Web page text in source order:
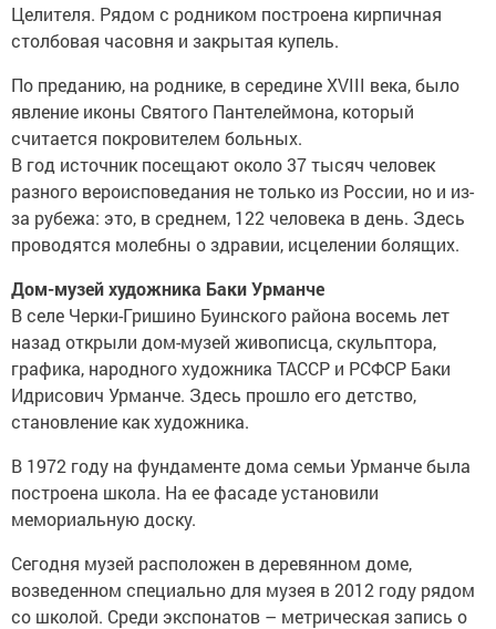
Целителя. Рядом с родником построена кирпичная
столбовая часовня и закрытая купель.
По преданию, на роднике, в середине XVIII века, было
явление иконы Святого Пантелеймона, который
считается покровителем больных.
В год источник посещают около 37 тысяч человек
разного вероисповедания не только из России, но и из-
за рубежа: это, в среднем, 122 человека в день. Здесь
проводятся молебны о здравии, исцелении болящих.
Дом-музей художника Баки Урманче
В селе Черки-Гришино Буинского района восемь лет
назад открыли дом-музей живописца, скульптора,
графика, народного художника ТАССР и РСФСР Баки
Идрисович Урманче. Здесь прошло его детство,
становление как художника.
В 1972 году на фундаменте дома семьи Урманче была
построена школа. На ее фасаде установили
мемориальную доску.
Сегодня музей расположен в деревянном доме,
возведенном специально для музея в 2012 году рядом
со школой. Среди экспонатов – метрическая запись о